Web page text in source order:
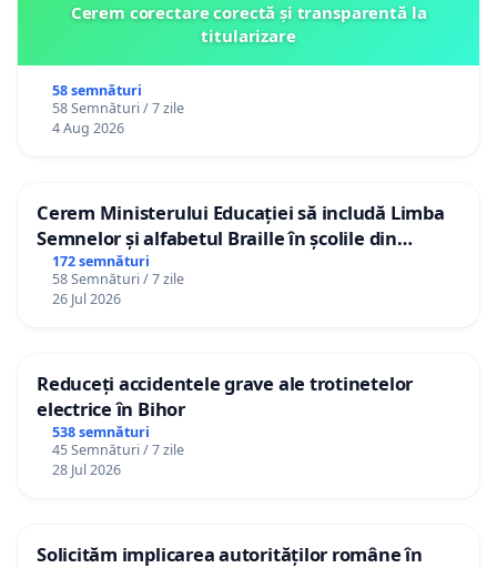
Cerem corectare corectă și transparentă la
titularizare
58 semnături
58 Semnături / 7 zile
4 Aug 2026
Cerem Ministerului Educației să includă Limba
Semnelor și alfabetul Braille în școlile din
Republica Moldova!
172 semnături
58 Semnături / 7 zile
26 Jul 2026
Reduceți accidentele grave ale trotinetelor
electrice în Bihor
538 semnături
45 Semnături / 7 zile
28 Jul 2026
Solicităm implicarea autorităților române în